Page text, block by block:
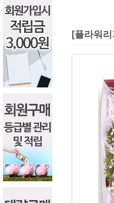
[플라워